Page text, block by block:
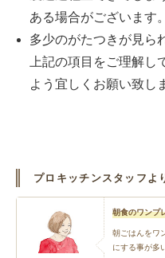
ある場合がございます。
多少のがたつきが見ら
上記の項目をご理解
よう宜しくお願い致し
プロキッチンスタッフよ
朝食のワンプ
朝ごはんをワ
にする事が多